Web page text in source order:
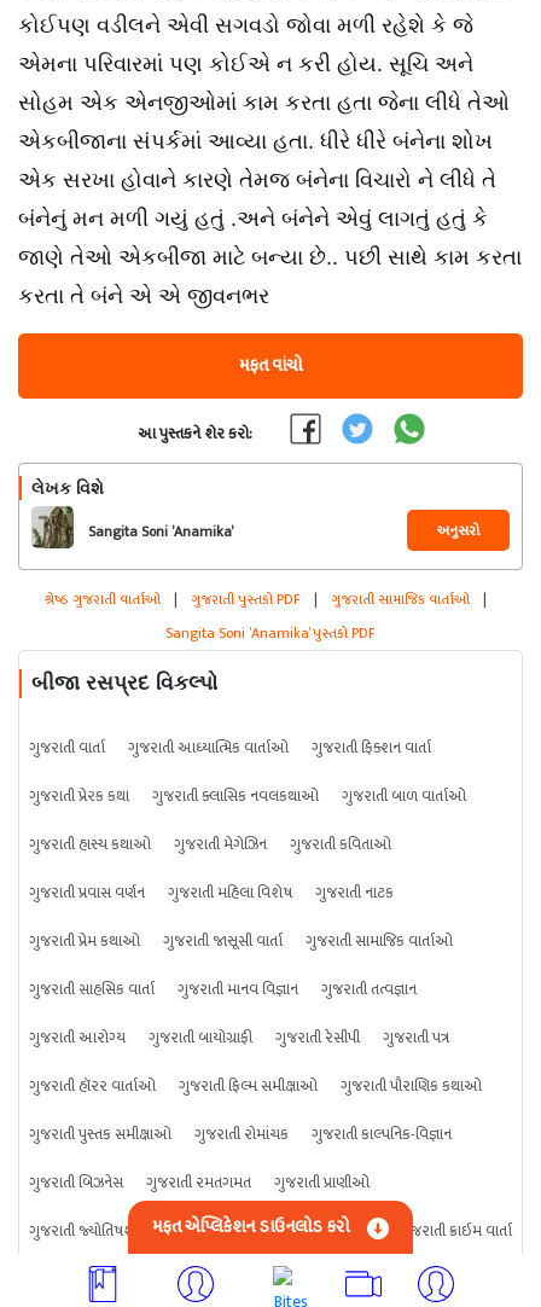
કોઈપણ વડીલને એવી સગવડો જોવા મળી રહેશે કે જે
એમના પરિવારમાં પણ કોઈએ ન કરી હોય. સૂચિ અને
સોહમ એક એનજીઓમાં કામ કરતા હતા જેના લીધે તેઓ
એકબીજાના સંપર્કમાં આવ્યા હતા. ધીરે ધીરે બંનેના શોખ
એક સરખા હોવાને કારણે તેમજ બંનેના વિચારો ને લીધે તે
બંનેનું મન મળી ગયું હતું .અને બંનેને એવું લાગતું હતું કે
જાણે તેઓ એકબીજા માટે બન્યા છે.. પછી સાથે કામ કરતા
કરતા તે બંને એ એ જીવનભર
મફત વાંચો
આ પુસ્તકને શેર કરો:
લેખક વિશે
Sangita Soni ’Anamika’ અનુસરો
શ્રેષ્ઠ ગુજરાતી વાર્તાઓ | ગુજરાતી પુસ્તકો PDF | ગુજરાતી સામાજિક વાર્તાઓ |
Sangita Soni ’Anamika’ પુસ્તકો PDF
બીજા રસપ્રદ વિકલ્પો
ગુજરાતી વાર્તા ગુજરાતી આધ્યાત્મિક વાર્તાઓ
ગુજરાતી ફિક્શન વાર્તા
ગુજરાતી પ્રેરક કથા
ગુજરાતી ક્લાસિક નવલકથાઓ
ગુજરાતી બાળ વાર્તાઓ
ગુજરાતી હાસ્ય કથાઓ
ગુજરાતી મેગેઝિન
ગુજરાતી કવિતાઓ
ગુજરાતી પ્રવાસ વર્ણન
ગુજરાતી મહિલા વિશેષ
ગુજરાતી નાટક
ગુજરાતી પ્રેમ કથાઓ
ગુજરાતી જાસૂસી વાર્તા
ગુજરાતી સામાજિક વાર્તાઓ
ગુજરાતી સાહસિક વાર્તા
ગુજરાતી માનવ વિજ્ઞાન
ગુજરાતી તત્વજ્ઞાન
ગુજરાતી આરોગ્ય
ગુજરાતી બાયોગ્રાફી ગુજરાતી રેસીપી
ગુજરાતી પત્ર
ગુજરાતી હૉરર વાર્તાઓ
ગુજરાતી ફિલ્મ સમીક્ષાઓ
ગુજરાતી પૌરાણિક કથાઓ
ગુજરાતી પુસ્તક સમીક્ષાઓ
ગુજરાતી રોમાંચક
ગુજરાતી કાલ્પનિક-વિજ્ઞાન
ગુજરાતી બિઝનેસ
ગુજરાતી રમતગમત
ગુજરાતી પ્રાણીઓ
ગુજરાતી જ્યોતિષશાસ્ત્ર
ગુજરાતી વિજ્ઞાન ગુજરાતી કંઈપણ ગુજરાતી ક્રાઇમ વાર્તા
મફત એપ્લિકેશન ડાઉનલોડ કરો